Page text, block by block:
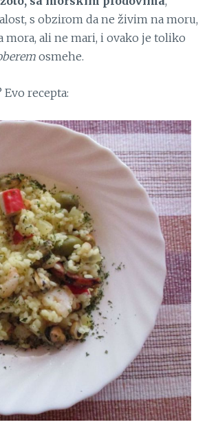
s obzirom da ne živim na moru,
ali ne mari, i ovako je toliko
osmehe.
Evo recepta: